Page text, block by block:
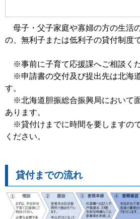
母子・父子家庭や寡婦の方の生活
の、無利子または低利子の貸付制度で
※事前に子育て応援課へご相談くだ
※申請書の交付及び提出先は北海
す。
※北海道胆振総合振興局において
あります。
※貸付けまでに時間を要しますの
ください。
貸付までの流れ